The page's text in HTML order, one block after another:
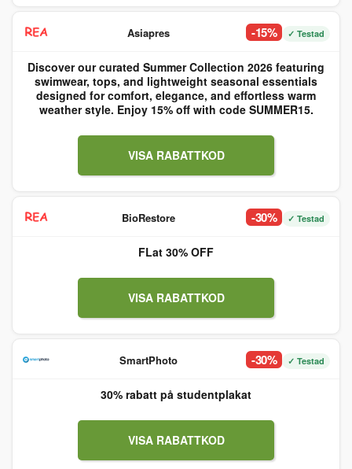
Asiapres -15% ✓ Testad
Discover our curated Summer Collection 2026 featuring
swimwear, tops, and lightweight seasonal essentials
designed for comfort, elegance, and effortless warm
weather style. Enjoy 15% off with code SUMMER15.
VISA RABATTKOD
BioRestore -30% ✓ Testad
FLat 30% OFF
VISA RABATTKOD
SmartPhoto -30% ✓ Testad
30% rabatt på studentplakat
VISA RABATTKOD